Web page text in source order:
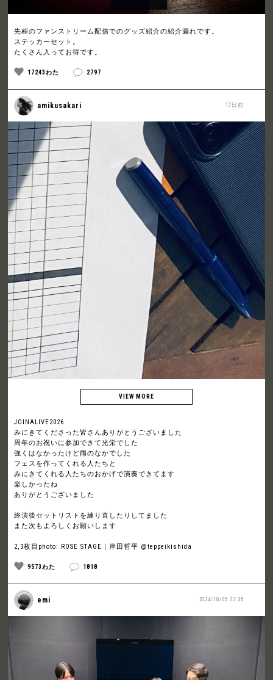
先程のファンストリーム配信でのグッズ紹介の紹介漏れです。
ステッカーセット。
たくさん入ってお得です。
17243わた 2797
17日前
amikusakari
JOINALIVE2026
みにきてくださった皆さんありがとうございました
周年のお祝いに参加できて光栄でした
強くはなかったけど雨のなかでした
フェスを作ってくれる人たちと
みにきてくれる人たちのおかげで演奏できてます
楽しかったね
ありがとうございました
終演後セットリストを練り直したりしてました
また次もよろしくお願いします
2,3枚目photo: ROSE STAGE｜岸田哲平 @teppeikishida
9573わた 1818
2024/10/05 23:35
emi